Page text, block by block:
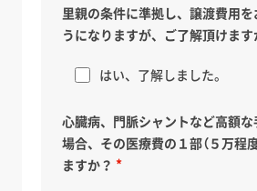
里親の条件に準拠し、譲渡費用
うになりますが、ご了解頂けます
はい、了解しました。
心臓病、門脈シャントなど高額
場合、その医療費の１部（５万程
ますか？